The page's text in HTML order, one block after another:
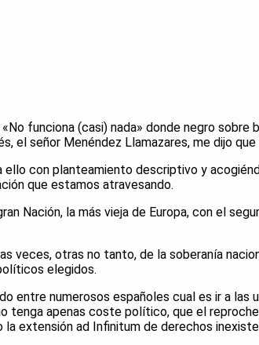
funciona (casi) nada» donde negro sobre
el señor Menéndez Llamazares, me dijo
con planteamiento descriptivo y
que estamos atravesando.
Nación, la más vieja de Europa, con el
veces, otras no tanto, de la soberanía
elegidos.
entre numerosos españoles cual es ir a
tenga apenas coste político, que el
extensión ad Infinitum de derechos